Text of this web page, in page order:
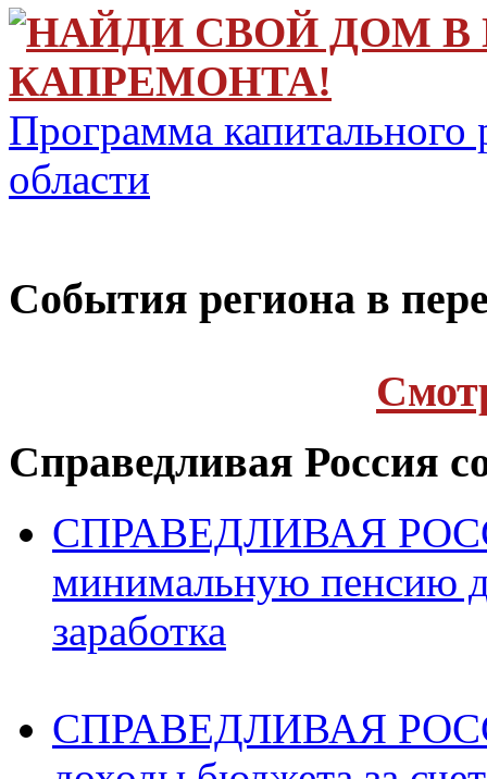
НАЙДИ СВОЙ ДОМ В
КАПРЕМОНТА!
Программа
области
Cобытия региона в
Справедливая Россия
СПРАВЕДЛИВАЯ
минимальную пенсию
заработка
СПРАВЕДЛИВАЯ